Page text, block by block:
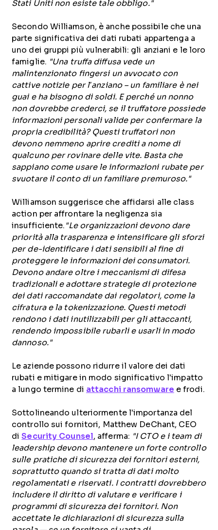
Stati Uniti non esiste tale obbligo."
Secondo Williamson, è anche possibile che una
parte significativa dei dati rubati appartenga a
uno dei gruppi più vulnerabili: gli anziani e le loro
famiglie. "Una truffa diffusa vede un
malintenzionato fingersi un avvocato con
cattive notizie per l’anziano – un familiare è nei
guai e ha bisogno di soldi. E perché un nonno
non dovrebbe crederci, se il truffatore possiede
informazioni personali valide per confermare la
propria credibilità? Questi truffatori non
devono nemmeno aprire crediti a nome di
qualcuno per rovinare delle vite. Basta che
sappiano come usare le informazioni rubate per
svuotare il conto di un familiare premuroso."
Williamson suggerisce che affidarsi alle class
action per affrontare la negligenza sia
insufficiente. "Le organizzazioni devono dare
priorità alla trasparenza e intensificare gli sforzi
per de-identificare i dati sensibili al fine di
proteggere le informazioni dei consumatori.
Devono andare oltre i meccanismi di difesa
tradizionali e adottare strategie di protezione
dei dati raccomandate dai regolatori, come la
cifratura e la tokenizzazione. Questi metodi
rendono i dati inutilizzabili per gli attaccanti,
rendendo impossibile rubarli e usarli in modo
dannoso."
Le aziende possono ridurre il valore dei dati
rubati e mitigare in modo significativo l'impatto
a lungo termine di attacchi ransomware e frodi.
Sottolineando ulteriormente l'importanza del
controllo sui fornitori, Matthew DeChant, CEO
diSecurity Counsel, afferma: "I CTO e i team di
leadership devono mantenere un forte controllo
sulle pratiche di sicurezza dei fornitori esterni,
soprattutto quando si tratta di dati molto
regolamentati e riservati. I contratti dovrebbero
includere il diritto di valutare e verificare i
programmi di sicurezza dei fornitori. Non
accettate le dichiarazioni di sicurezza sulla